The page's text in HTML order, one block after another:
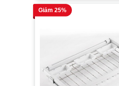
Giảm 25%